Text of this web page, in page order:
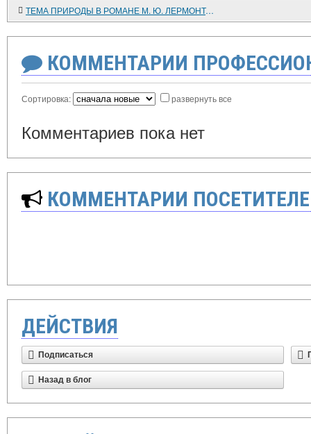
ТЕМА ПРИРОДЫ В РОМАНЕ М. Ю. ЛЕРМОНТОВА "ВАДИМ"
КОММЕНТАРИИ
Сортировка: развернуть все
Комментариев пока нет
КОММЕНТАРИИ
ДЕЙСТВИЯ
Подписаться
Назад в блог